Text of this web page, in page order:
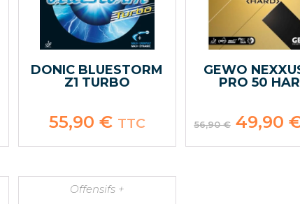
DONIC BLUESTORM
Z1 TURBO
55,90 € TTC
GEWO
PRO 50
56,90€ Le
prix
était :
49,90
Offensifs +